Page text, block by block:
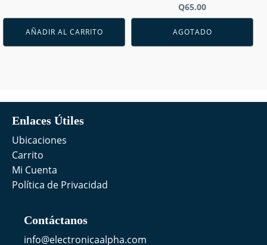
AÑADIR AL CARRITO
Q65.00
AGOTADO
Enlaces Útiles
Ubicaciones
Carrito
Mi Cuenta
Política de Privacidad
Contáctanos
info@electronicaalpha.com